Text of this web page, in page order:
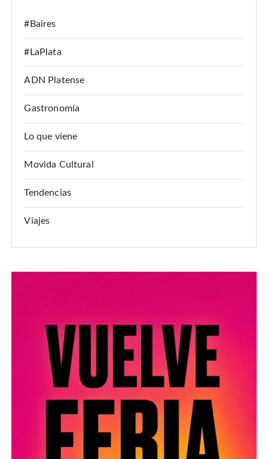
#Baires
#LaPlata
ADN Platense
Gastronomía
Lo que viene
Movida Cultural
Tendencias
Viajes